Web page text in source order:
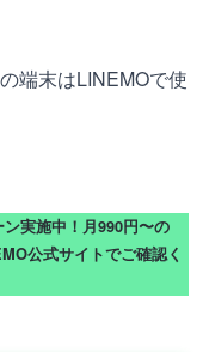
端末はLINEMOで使
実施中！月990円〜の
公式サイトでご確認く